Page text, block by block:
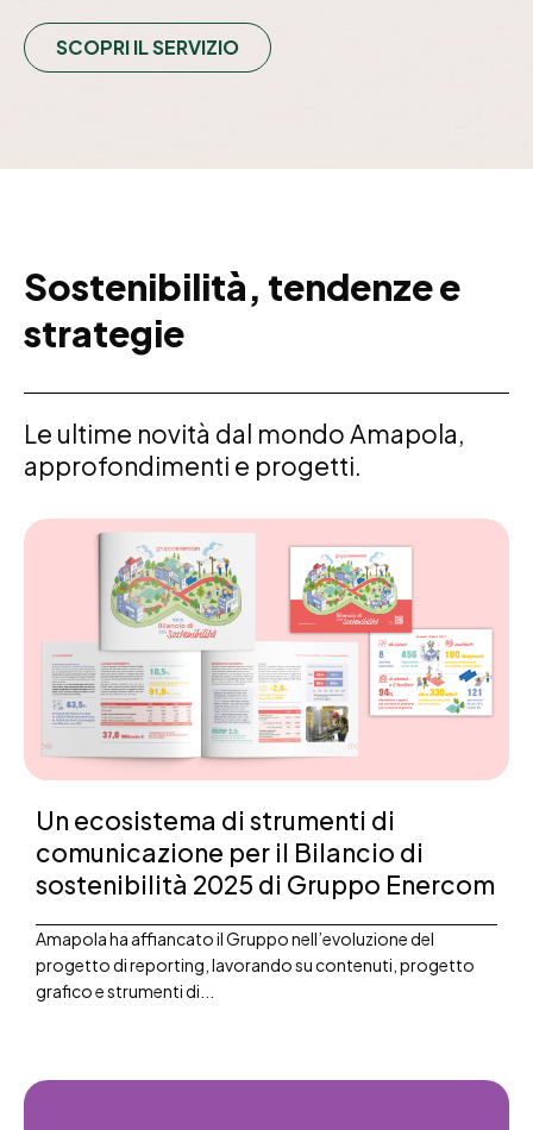
SCOPRI IL SERVIZIO
Sostenibilità, tendenze e
strategie
Le ultime novità dal mondo Amapola,
approfondimenti e progetti.
Un ecosistema di strumenti di
comunicazione per il Bilancio di
sostenibilità 2025 di Gruppo Enercom
Amapola ha affiancato il Gruppo nell’evoluzione del
progetto di reporting, lavorando su contenuti, progetto
grafico e strumenti di...